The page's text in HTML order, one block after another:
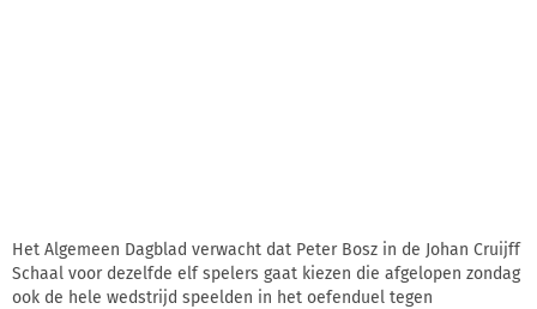
Het Algemeen Dagblad verwacht dat Peter Bosz in de Johan Cruijff
Schaal voor dezelfde elf spelers gaat kiezen die afgelopen zondag
ook de hele wedstrijd speelden in het oefenduel tegen